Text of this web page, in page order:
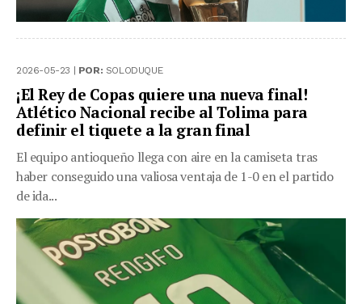
2026-05-23 | POR: SOLODUQUE
¡El Rey de Copas quiere una nueva final!
Atlético Nacional recibe al Tolima para
definir el tiquete a la gran final
El equipo antioqueño llega con aire en la camiseta tras
haber conseguido una valiosa ventaja de 1-0 en el partido
de ida...